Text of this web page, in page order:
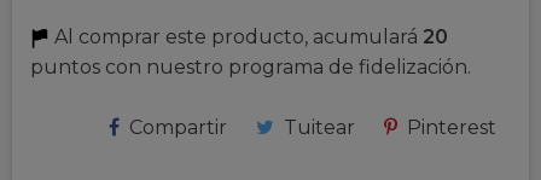
Al comprar este producto, acumulará 20
puntos con nuestro programa de fidelización.
Compartir Tuitear Pinterest